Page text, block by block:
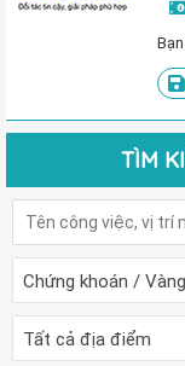
TÌM
Chứng khoán /
Tất cả địa điểm